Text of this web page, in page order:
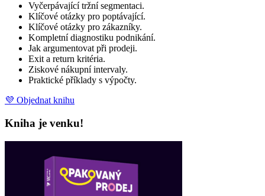
Vyčerpávající tržní segmentaci.
Klíčové otázky pro poptávající.
Klíčové otázky pro zákazníky.
Kompletní diagnostiku podnikání.
Jak argumentovat při prodeji.
Exit a return kritéria.
Ziskové nákupní intervaly.
Praktické příklady s výpočty.
💜 Objednat knihu
Kniha je venku!